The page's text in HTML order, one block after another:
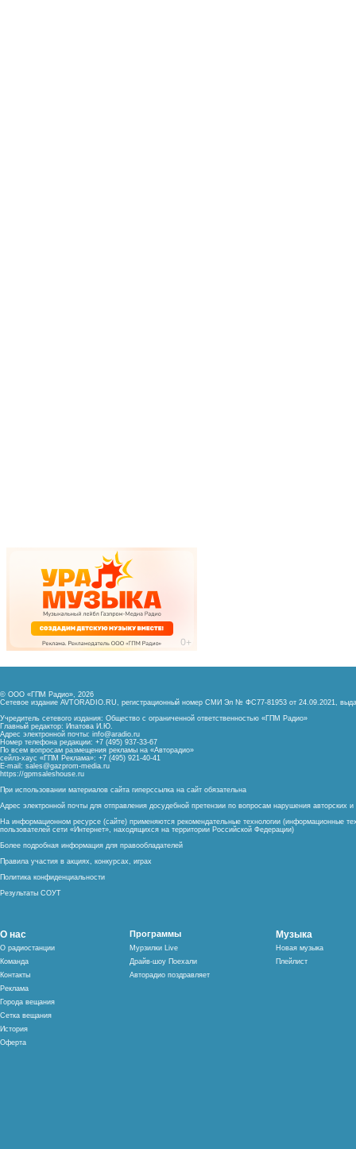
© ООО «ГПМ Радио», 2026
Сетевое издание AVTORADIO.RU, регистрационный номер СМИ Эл № ФС77-81953 от 24.09.2021,
Учредитель сетевого издания: Общество с ограниченной ответственностью «ГПМ Радио»
Главный редактор: Ипатова И.Ю.
Адрес электронной почты: info@aradio.ru
Номер телефона редакции: +7 (495) 937-33-67
По всем вопросам размещения рекламы на «Авторадио»
сейлз-хаус «ГПМ Реклама»: +7 (495) 921-40-41
E-mail: sales@gazprom-media.ru
https://gpmsaleshouse.ru
При использовании материалов сайта гиперссылка на сайт обязательна
Адрес электронной почты для отправления досудебной претензии по вопросам нарушения авторских
На информационном ресурсе (сайте) применяются рекомендательные технологии (информационные
пользователей сети «Интернет», находящихся на территории Российской Федерации)
Более подробная информация для правообладателей
Правила участия в акциях, конкурсах, играх
Политика конфиденциальности
Результаты СОУТ
О нас
О радиостанции
Команда
Контакты
Реклама
Города вещания
Сетка вещания
История
Оферта
Программы
Мурзилки Live
Драйв-шоу Поехали
Авторадио поздравляет
Музыка
Новая музыка
Плейлист